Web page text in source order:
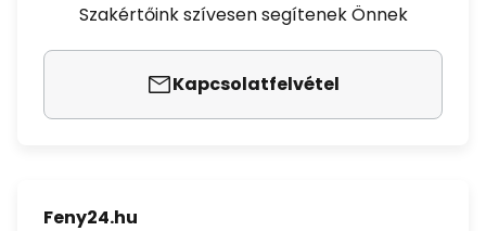
Szakértőink szívesen segítenek Önnek
Kapcsolatfelvétel
Feny24.hu